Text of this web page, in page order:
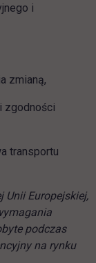
i
zmianą,
zgodności
transportu
Unii Europejskiej,
podczas
na rynku